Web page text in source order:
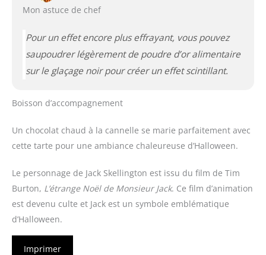
Mon astuce de chef
Pour un effet encore plus effrayant, vous pouvez
saupoudrer légèrement de poudre d’or alimentaire
sur le glaçage noir pour créer un effet scintillant.
Boisson d’accompagnement
Un chocolat chaud à la cannelle se marie parfaitement avec
cette tarte pour une ambiance chaleureuse d’Halloween.
Le personnage de Jack Skellington est issu du film de Tim
Burton, L’étrange Noël de Monsieur Jack. Ce film d’animation
est devenu culte et Jack est un symbole emblématique
d’Halloween.
Imprimer